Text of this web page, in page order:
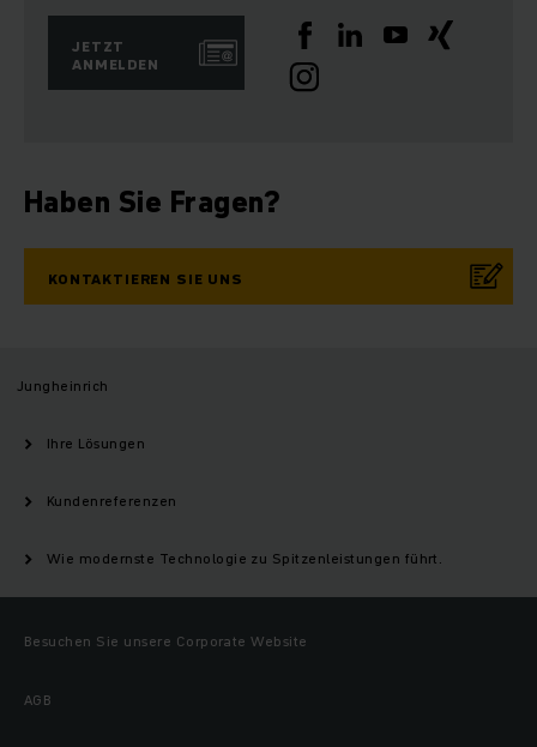
JETZT
ANMELDEN
Haben Sie Fragen?
KONTAKTIEREN SIE UNS
Jungheinrich
Ihre Lösungen
Kundenreferenzen
Wie modernste Technologie zu Spitzenleistungen führt.
Besuchen Sie unsere Corporate Website
AGB